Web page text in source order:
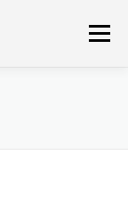
メニュー